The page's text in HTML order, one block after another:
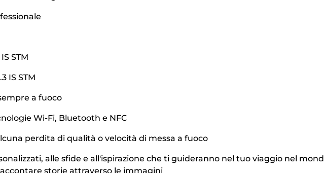
STM
IS STM
a fuoco
Wi-Fi, Bluetooth e NFC
perdita di qualità o velocità di messa a fuoco
alle sfide e all'ispirazione che ti guideranno nel tuo viaggio nel
storie attraverso le immagini